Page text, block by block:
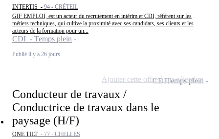
INTERTIS - 94 - CRÉTEIL
GIF EMPLOI, est un acteur du recrutement en intérim et CDI, référent sur les
métiers techniques, qui cultive la proximité avec ses candidats, ses clients et les
acteurs de la formation pour un...
CDI - Temps plein
Publié il y a 26 jours
Conducteur de travaux /
Conductrice de travaux dans le
paysage (H/F)
ONE TILT - 77 - CHELLES
CDITemps plein
Ajouter cette offre à ma sélection